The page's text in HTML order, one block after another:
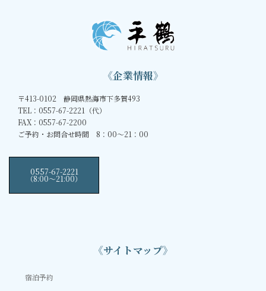
《企業情報》
〒413-0102 静岡県熱海市下多賀493
TEL：0557-67-2221（代）
FAX：0557-67-2200
ご予約・お問合せ時間 8：00～21：00
0557-67-2221
（8:00〜21:00）
《サイトマップ》
宿泊予約